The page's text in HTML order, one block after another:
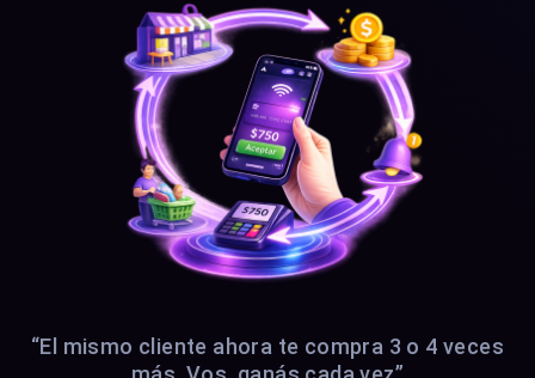
“El mismo cliente ahora te compra 3 o 4 veces